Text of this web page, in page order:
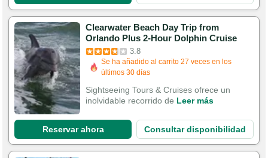
Clearwater Beach Day Trip from
Orlando Plus 2-Hour Dolphin Cruise
3.8
Se ha añadido al carrito 27 veces en los
últimos 30 días
Sightseeing Tours & Cruises ofrece un
inolvidable recorrido de Leer más
Reservar ahora Consultar disponibilidad